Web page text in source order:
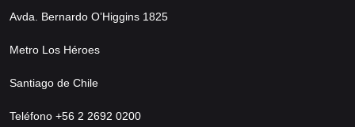
Avda. Bernardo O’Higgins 1825
Metro Los Héroes
Santiago de Chile
Teléfono +56 2 2692 0200